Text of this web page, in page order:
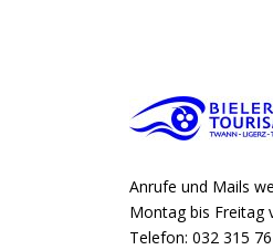
Anrufe und Mails
Montag bis Freitag
Telefon: 032 315